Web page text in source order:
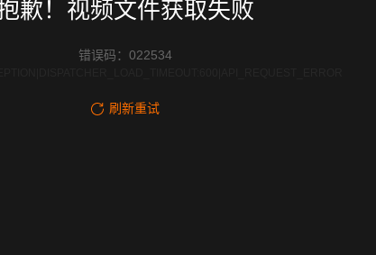
歉！视频文件获取失败
错误码：022534
刷新重试